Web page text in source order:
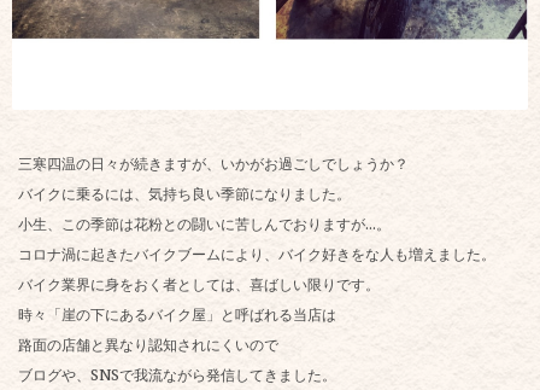
三寒四温の日々が続きますが、いかがお過ごしでしょうか？
バイクに乗るには、気持ち良い季節になりました。
小生、この季節は花粉との闘いに苦しんでおりますが…。
コロナ渦に起きたバイクブームにより、バイク好きをな人も増えました。
バイク業界に身をおく者としては、喜ばしい限りです。
時々「崖の下にあるバイク屋」と呼ばれる当店は
路面の店舗と異なり認知されにくいので
ブログや、SNSで我流ながら発信してきました。